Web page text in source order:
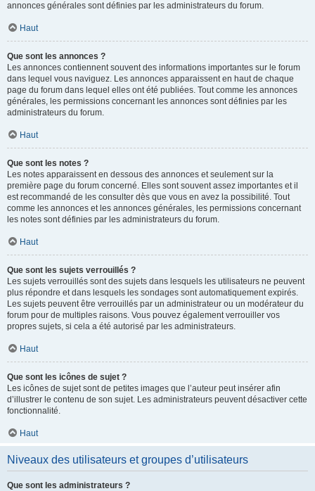
annonces générales sont définies par les administrateurs du forum.
Haut
Que sont les annonces ?
Les annonces contiennent souvent des informations importantes sur le forum
dans lequel vous naviguez. Les annonces apparaissent en haut de chaque
page du forum dans lequel elles ont été publiées. Tout comme les annonces
générales, les permissions concernant les annonces sont définies par les
administrateurs du forum.
Haut
Que sont les notes ?
Les notes apparaissent en dessous des annonces et seulement sur la
première page du forum concerné. Elles sont souvent assez importantes et il
est recommandé de les consulter dès que vous en avez la possibilité. Tout
comme les annonces et les annonces générales, les permissions concernant
les notes sont définies par les administrateurs du forum.
Haut
Que sont les sujets verrouillés ?
Les sujets verrouillés sont des sujets dans lesquels les utilisateurs ne peuvent
plus répondre et dans lesquels les sondages sont automatiquement expirés.
Les sujets peuvent être verrouillés par un administrateur ou un modérateur du
forum pour de multiples raisons. Vous pouvez également verrouiller vos
propres sujets, si cela a été autorisé par les administrateurs.
Haut
Que sont les icônes de sujet ?
Les icônes de sujet sont de petites images que l’auteur peut insérer afin
d’illustrer le contenu de son sujet. Les administrateurs peuvent désactiver cette
fonctionnalité.
Haut
Niveaux des utilisateurs et groupes d’utilisateurs
Que sont les administrateurs ?